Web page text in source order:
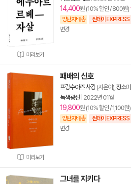
미리보기
14,400원 (10% 할인 / 800원)
양탄자배송 썬데이 EXPRESS
변경
미리보기
패배의 신호
프랑수아즈 사강(지은이), 장소미
녹색광선| 2022년 01월
19,800원 (10% 할인 / 1,100원)
양탄자배송 썬데이 EXPRESS
변경
그녀를 지키다